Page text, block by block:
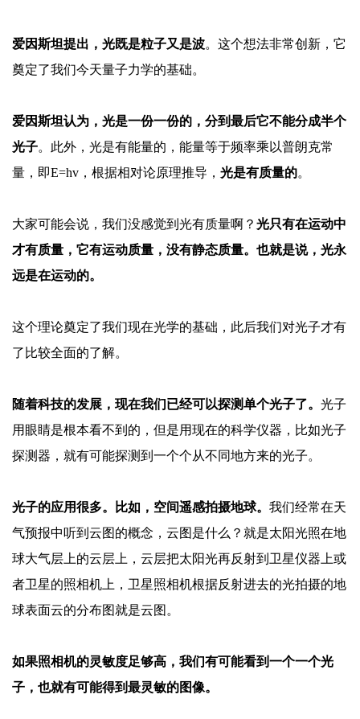
爱因斯坦提出，光既是粒子又是波。这个想法非常创新，它
奠定了我们今天量子力学的基础。
爱因斯坦认为，光是一份一份的，分到最后它不能分成半个
光子。此外，光是有能量的，能量等于频率乘以普朗克常
量，即E=hv，根据相对论原理推导， 光是有质量的。
大家可能会说，我们没感觉到光有质量啊？ 光只有在运动中
才有质量，它有运动质量，没有静态质量。也就是说，光永
远是在运动的。
这个理论奠定了我们现在光学的基础，此后我们对光子才有
了比较全面的了解。
随着科技的发展，现在我们已经可以探测单个光子了。 光子
用眼睛是根本看不到的，但是用现在的科学仪器，比如光子
探测器，就有可能探测到一个个从不同地方来的光子。
光子的应用很多。比如，空间遥感拍摄地球。 我们经常在天
气预报中听到云图的概念，云图是什么？就是太阳光照在地
球大气层上的云层上，云层把太阳光再反射到卫星仪器上或
者卫星的照相机上，卫星照相机根据反射进去的光拍摄的地
球表面云的分布图就是云图。
如果照相机的灵敏度足够高，我们有可能看到一个一个光
子，也就有可能得到最灵敏的图像。